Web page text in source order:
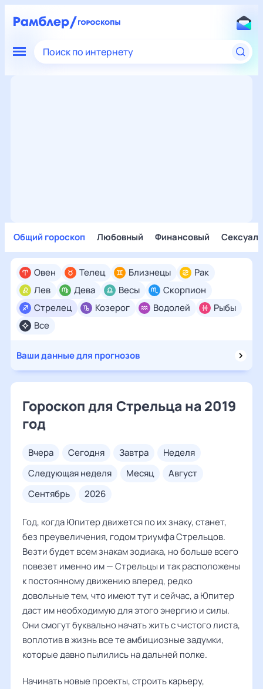
Поиск по интернету
Общий гороскоп Любовный Финансовый
Все
Овен Телец Близнецы
Рак
Лев
Дева Весы
Скорпион
Стрелец
Козерог Водолей Рыбы
Ваши данные для прогнозов
Гороскоп для Стрельца на 2019
год
вчера сегодня завтра
неделя
следующая неделя
месяц
август
сентябрь
2026
Год, когда Юпитер движется по их знаку, станет,
без преувеличения, годом триумфа Стрельцов.
Везти будет всем знакам зодиака, но больше всего
повезет именно им — Стрельцы и так расположены
к постоянному движению вперед, редко
довольные тем, что имеют тут и сейчас, а Юпитер
даст им необходимую для этого энергию и силы.
Они смогут буквально начать жить с чистого листа,
воплотив в жизнь все те амбициозные задумки,
которые давно пылились на дальней полке.
Начинать новые проекты, строить карьеру,